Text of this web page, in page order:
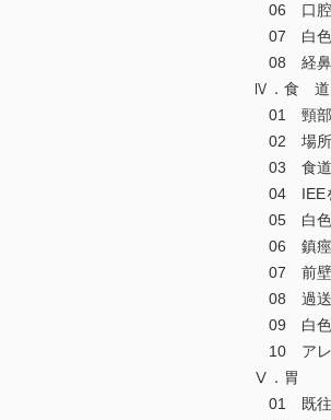
06 口腔
07 白色
08 経鼻
Ⅳ．食 道
01 頸部
02 場所
03 食道
04 IEEを
05 白色
06 鎮痙
07 前壁
08 過送
09 白色
10 アレ
Ⅴ．胃
01 既往